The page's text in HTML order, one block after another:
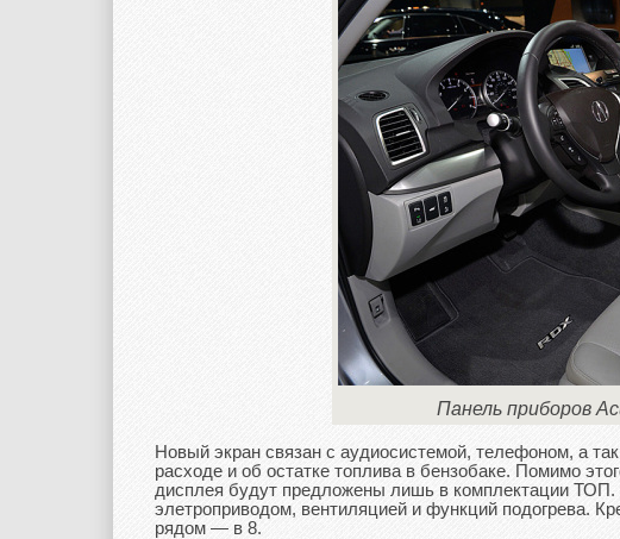
Панель приборов
Новый экран связан с аудиосистемой, телефоном, а
расходе и об остатке топлива в бензобаке. Помимо
дисплея будут предложены лишь в комплектации
элетроприводом, вентиляцией и функций подогрева.
рядом — в 8.